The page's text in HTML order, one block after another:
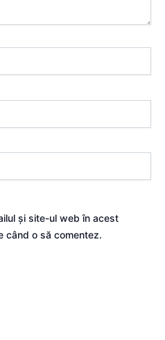
și site-ul web în acest
când o să comentez.